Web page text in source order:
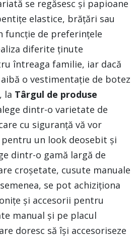
se regăsesc și papioane
elastice, brățări sau
funcție de preferințele
diferite ținute
întreaga familie, iar dacă
o vestimentație de botez
la Târgul de produse
dintr-o varietate de
cu siguranță vă vor
un look deosebit și
dintr-o gamă largă de
croșetate, cusute manuale
se pot achiziționa
și accesorii pentru
manual și pe placul
doresc să își accesoriseze